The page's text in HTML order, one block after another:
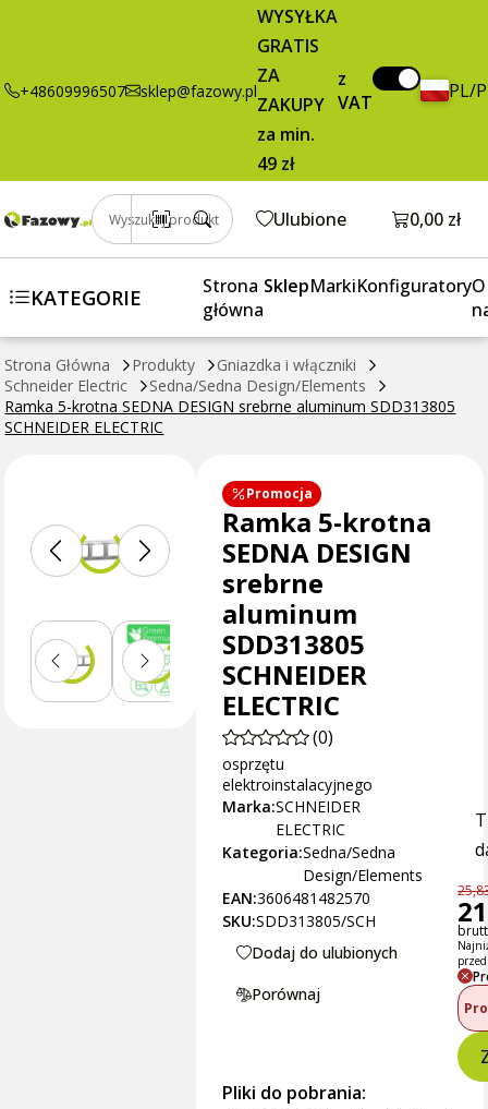
+48609996507 sklep@fazowy.pl
WYSYŁKA
GRATIS
ZA
ZAKUPY
za min.
49 zł
z
VAT
PL/
Wyszukaj produkt Ulubione Otwórz
0,00 zł
KATEGORIE
Strona
główna
SklepMarkiKonfiguratoryO
Strona Główna Produkty
Gniazdka i włączniki
Schneider Electric
Sedna/Sedna Design/Elements
Ramka 5-krotna SEDNA DESIGN srebrne aluminum SDD313805
SCHNEIDER ELECTRIC
aluminum
ELECTRIC
brutto / szt. Dodaj do koszyka
Promocja
Ramka 5-krotna
SEDNA DESIGN
srebrne
aluminum
SDD313805
SCHNEIDER
ELECTRIC
(0)
osprzętu
elektroinstalacyjnego
Marka:SCHNEIDER
ELECTRIC
Kategoria:Sedna/Sedna
Design/Elements
EAN:3606481482570
SKU:SDD313805/SCH
Dodaj do ulubionych
Porównaj
Pliki do pobrania: